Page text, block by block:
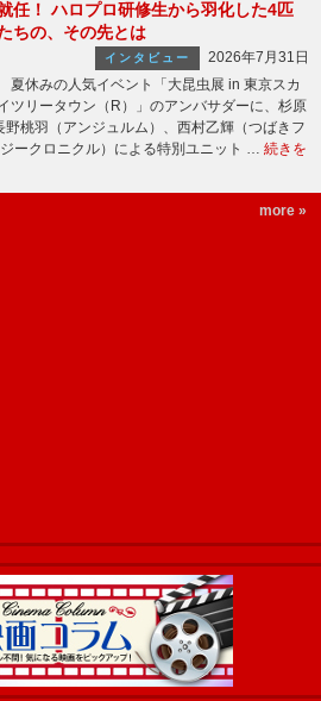
任！ ハロプロ研修生から羽化した4匹
ちの、その先とは
インタビュー
2026年7月31日
夏休みの人気イベント「大昆虫展 in 東京スカ
ツリータウン（R）」のアンバサダーに、杉原
野桃羽（アンジュルム）、西村乙輝（つばきフ
ークロニクル）による特別ユニット … 続きを
more »